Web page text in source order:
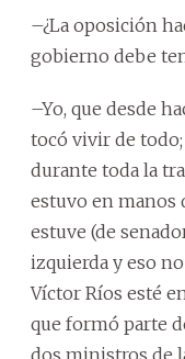
–¿La oposición
gobierno debe
–Yo, que desde
tocó vivir de
durante toda la
estuvo en manos
estuve (de
izquierda y eso
Víctor Ríos esté
que formó parte
dos ministros de